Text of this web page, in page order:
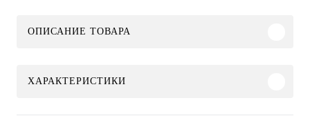
ОПИСАНИЕ ТОВАРА
ХАРАКТЕРИСТИКИ